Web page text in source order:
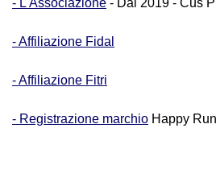
- L'Associazione - Dal 2019 - Cus
- Affiliazione Fidal
- Affiliazione Fitri
- Registrazione marchio Happy